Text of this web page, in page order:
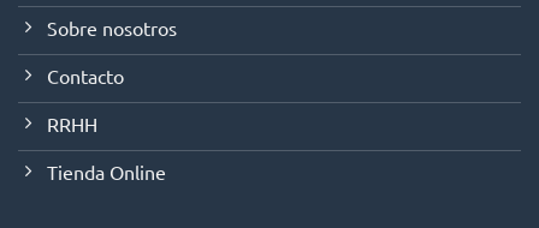
Sobre nosotros
Contacto
RRHH
Tienda Online